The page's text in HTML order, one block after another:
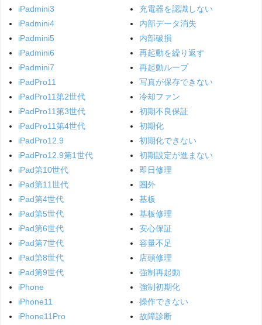
iPadmini3
iPadmini4
iPadmini5
iPadmini6
iPadmini7
iPadPro11
iPadPro11第2世代
iPadPro11第3世代
iPadPro11第4世代
iPadPro12.9
iPadPro12.9第1世代
iPad第10世代
iPad第11世代
iPad第4世代
iPad第5世代
iPad第6世代
iPad第7世代
iPad第8世代
iPad第9世代
iPhone
iPhone11
iPhone11Pro
充電器を認識しない
内部データ消失
内部破損
再起動を繰り返す
再起動ループ
写真が保存できない
冷却ファン
初期不良保証
初期化
初期化できない
初期設定が進まない
即日修理
圏外
基板
基板修理
安心保証
容量不足
店頭修理
強制再起動
強制初期化
操作できない
故障診断